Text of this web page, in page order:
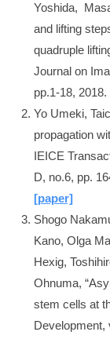
Yoshida,
and lifting
quadruple
Journal on
pp.1-18,
Yo Umeki,
propagation
IEICE
D, no.6, pp.
[paper]
Shogo
Kano, Olga
Hexig,
Ohnuma,
stem cells at
Development,